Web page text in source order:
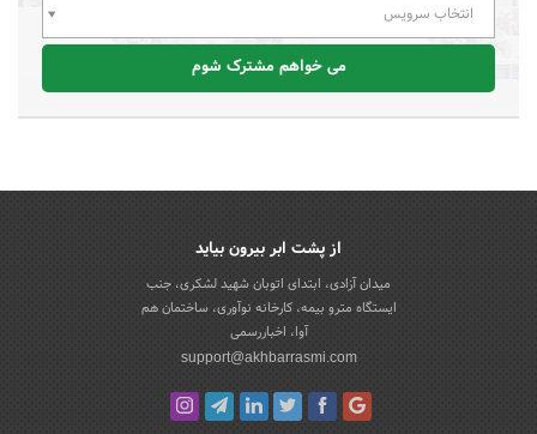
انتخاب سرویس
می خواهم مشترک شوم
از پشت ابر بیرون بیاید
میدان آزادی، ابتدای اتوبان شهید لشکری، جنب
ایستگاه مترو بیمه، کارخانه نوآوری، ساختمان هم
آوا، اخباررسمی
support@akhbarrasmi.com